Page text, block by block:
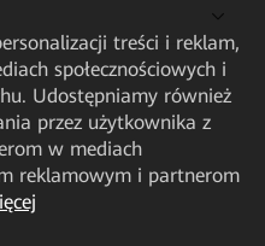
treści i reklam,
społecznościowych i
Udostępniamy również
przez użytkownika z
w mediach
reklamowym i partnerom